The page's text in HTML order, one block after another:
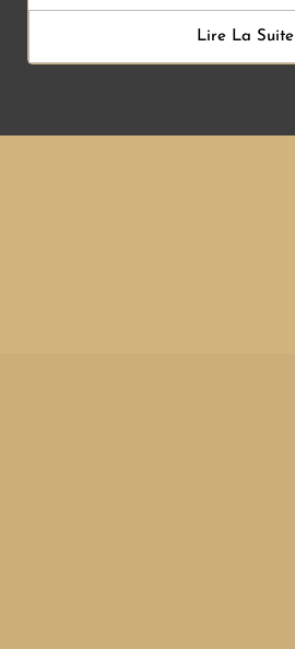
Lire La Suite